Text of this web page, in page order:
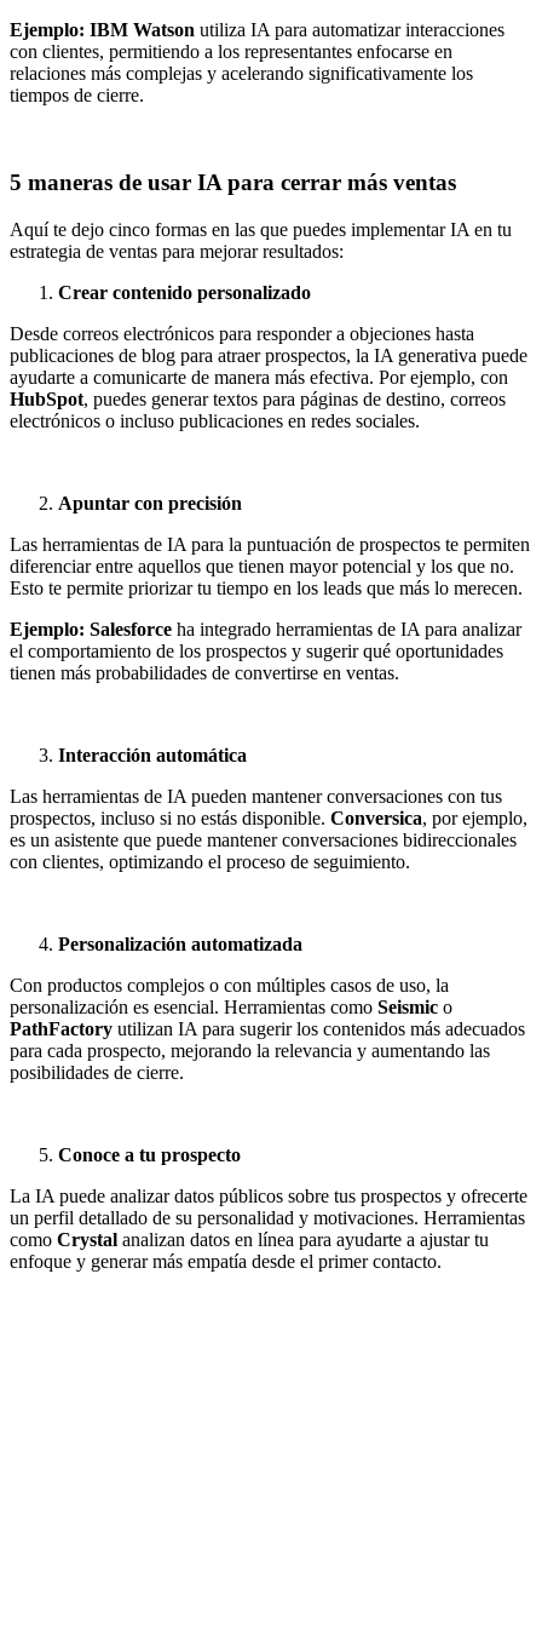
Ejemplo: IBM Watson utiliza IA para automatizar interacciones
con clientes, permitiendo a los representantes enfocarse en
relaciones más complejas y acelerando significativamente los
tiempos de cierre.
5 maneras de usar IA para cerrar más ventas
Aquí te dejo cinco formas en las que puedes implementar IA en tu
estrategia de ventas para mejorar resultados:
Crear contenido personalizado
Desde correos electrónicos para responder a objeciones hasta
publicaciones de blog para atraer prospectos, la IA generativa puede
ayudarte a comunicarte de manera más efectiva. Por ejemplo, con
HubSpot, puedes generar textos para páginas de destino, correos
electrónicos o incluso publicaciones en redes sociales.
Apuntar con precisión
Las herramientas de IA para la puntuación de prospectos te permiten
diferenciar entre aquellos que tienen mayor potencial y los que no.
Esto te permite priorizar tu tiempo en los leads que más lo merecen.
Ejemplo: Salesforce ha integrado herramientas de IA para analizar
el comportamiento de los prospectos y sugerir qué oportunidades
tienen más probabilidades de convertirse en ventas.
Interacción automática
Las herramientas de IA pueden mantener conversaciones con tus
prospectos, incluso si no estás disponible. Conversica, por ejemplo,
es un asistente que puede mantener conversaciones bidireccionales
con clientes, optimizando el proceso de seguimiento.
Personalización automatizada
Con productos complejos o con múltiples casos de uso, la
personalización es esencial. Herramientas como Seismic o
PathFactory utilizan IA para sugerir los contenidos más adecuados
para cada prospecto, mejorando la relevancia y aumentando las
posibilidades de cierre.
Conoce a tu prospecto
La IA puede analizar datos públicos sobre tus prospectos y ofrecerte
un perfil detallado de su personalidad y motivaciones. Herramientas
como Crystal analizan datos en línea para ayudarte a ajustar tu
enfoque y generar más empatía desde el primer contacto.